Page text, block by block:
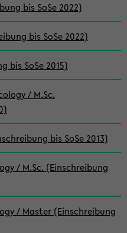
bis SoSe 2022)
bis SoSe 2022)
bis SoSe 2015)
/ M.Sc.
bis SoSe 2013)
/ M.Sc. (Einschreibung
/ Master (Einschreibung